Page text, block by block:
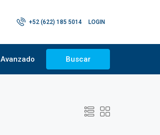
+52 (622) 185 5014 LOGIN
Avanzado Buscar